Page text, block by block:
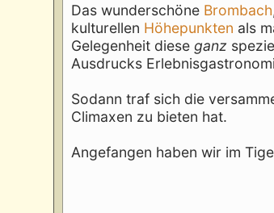
Das wunderschöne Brombach
kulturellen Höhepunkten als
Gelegenheit diese ganz
Ausdrucks
Sodann traf sich die
Climaxen zu bieten hat.
Angefangen haben wir im